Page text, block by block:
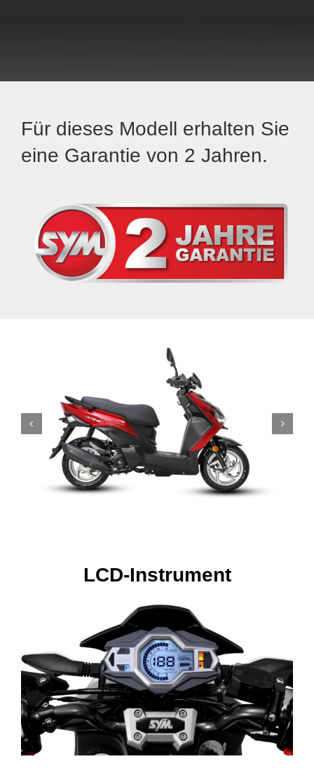
Für dieses Modell erhalten Sie
eine Garantie von 2 Jahren.
LCD-Instrument